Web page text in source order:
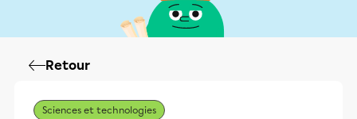
Retour
Sciences et technologies